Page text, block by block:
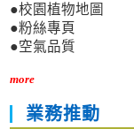
●校園植物地圖
●粉絲專頁
●空氣品質
more
業務推動